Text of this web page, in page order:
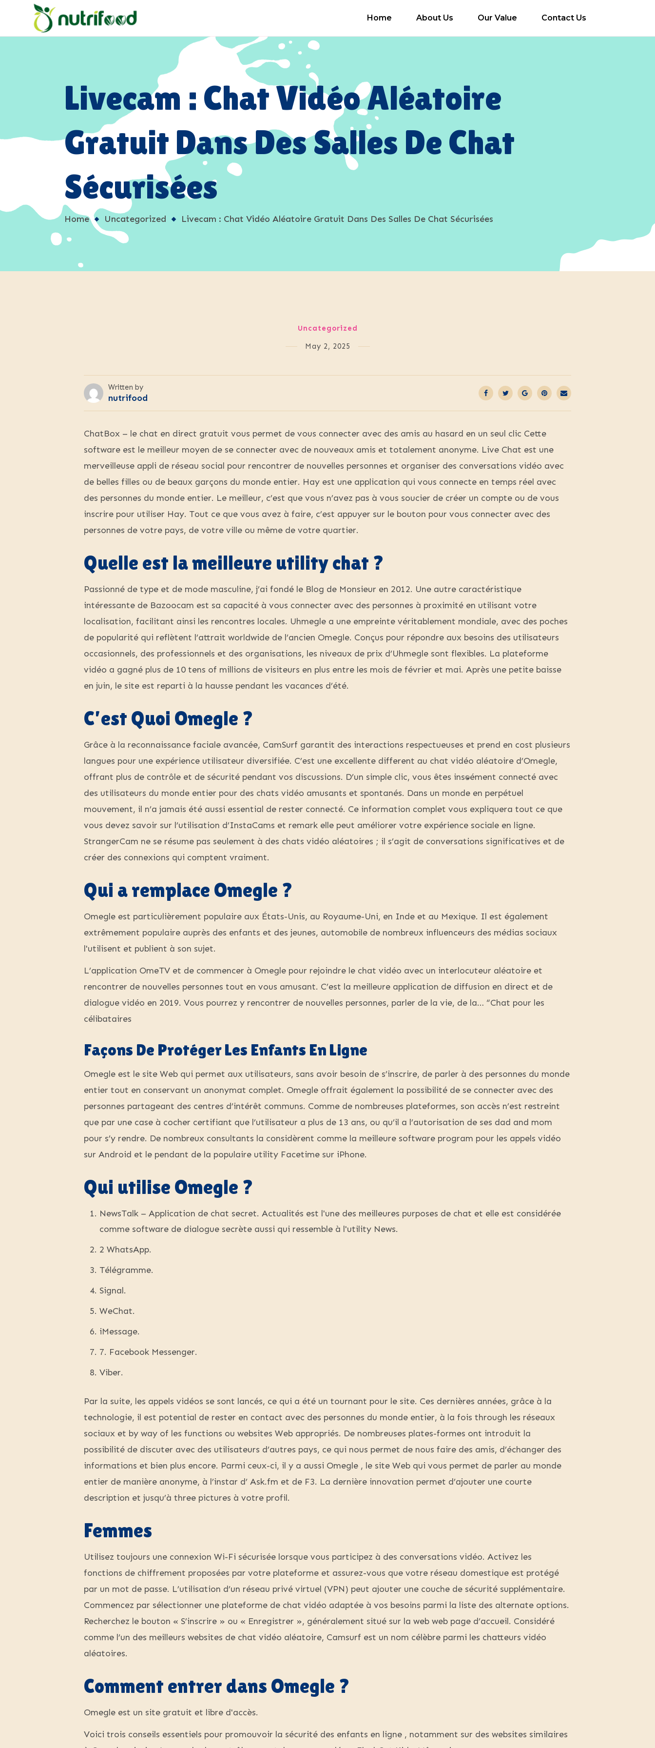
Home About Us Our Value Contact Us
Livecam : Chat Vidéo Aléatoire
Gratuit Dans Des Salles De Chat
Sécurisées
Home Uncategorized Livecam : Chat Vidéo Aléatoire Gratuit Dans Des Salles De Chat Sécurisées
Uncategorized
May 2, 2025
Written by
nutrifood
ChatBox – le chat en direct gratuit vous permet de vous connecter avec des amis au hasard en un seul clic Cette
software est le meilleur moyen de se connecter avec de nouveaux amis et totalement anonyme. Live Chat est une
merveilleuse appli de réseau social pour rencontrer de nouvelles personnes et organiser des conversations vidéo avec
de belles filles ou de beaux garçons du monde entier. Hay est une application qui vous connecte en temps réel avec
des personnes du monde entier. Le meilleur, c’est que vous n’avez pas à vous soucier de créer un compte ou de vous
inscrire pour utiliser Hay. Tout ce que vous avez à faire, c’est appuyer sur le bouton pour vous connecter avec des
personnes de votre pays, de votre ville ou même de votre quartier.
Quelle est la meilleure utility chat ?
Passionné de type et de mode masculine, j’ai fondé le Blog de Monsieur en 2012. Une autre caractéristique
intéressante de Bazoocam est sa capacité à vous connecter avec des personnes à proximité en utilisant votre
localisation, facilitant ainsi les rencontres locales. Uhmegle a une empreinte véritablement mondiale, avec des poches
de popularité qui reflètent l’attrait worldwide de l’ancien Omegle. Conçus pour répondre aux besoins des utilisateurs
occasionnels, des professionnels et des organisations, les niveaux de prix d’Uhmegle sont flexibles. La plateforme
vidéo a gagné plus de 10 tens of millions de visiteurs en plus entre les mois de février et mai. Après une petite baisse
en juin, le site est reparti à la hausse pendant les vacances d’été.
C’est Quoi Omegle ?
Grâce à la reconnaissance faciale avancée, CamSurf garantit des interactions respectueuses et prend en cost plusieurs
langues pour une expérience utilisateur diversifiée. C’est une excellente different au chat vidéo aléatoire d’Omegle,
offrant plus de contrôle et de sécurité pendant vos discussions. D’un simple clic, vous êtes instantanément connecté avec
des utilisateurs du monde entier pour des chats vidéo amusants et spontanés. Dans un monde en perpétuel
mouvement, il n’a jamais été aussi essential de rester connecté. Ce information complet vous expliquera tout ce que
vous devez savoir sur l’utilisation d’InstaCams et remark elle peut améliorer votre expérience sociale en ligne.
StrangerCam ne se résume pas seulement à des chats vidéo aléatoires ; il s’agit de conversations significatives et de
créer des connexions qui comptent vraiment.
Qui a remplace Omegle ?
Omegle est particulièrement populaire aux États-Unis, au Royaume-Uni, en Inde et au Mexique. Il est également
extrêmement populaire auprès des enfants et des jeunes, automobile de nombreux influenceurs des médias sociaux
l'utilisent et publient à son sujet.
L’application OmeTV et de commencer à Omegle pour rejoindre le chat vidéo avec un interlocuteur aléatoire et
rencontrer de nouvelles personnes tout en vous amusant. C’est la meilleure application de diffusion en direct et de
dialogue vidéo en 2019. Vous pourrez y rencontrer de nouvelles personnes, parler de la vie, de la… “Chat pour les
célibataires
Façons De Protéger Les Enfants En Ligne
Omegle est le site Web qui permet aux utilisateurs, sans avoir besoin de s’inscrire, de parler à des personnes du monde
entier tout en conservant un anonymat complet. Omegle offrait également la possibilité de se connecter avec des
personnes partageant des centres d’intérêt communs. Comme de nombreuses plateformes, son accès n’est restreint
que par une case à cocher certifiant que l’utilisateur a plus de 13 ans, ou qu’il a l’autorisation de ses dad and mom
pour s’y rendre. De nombreux consultants la considèrent comme la meilleure software program pour les appels vidéo
sur Android et le pendant de la populaire utility Facetime sur iPhone.
Qui utilise Omegle ?
NewsTalk – Application de chat secret. Actualités est l'une des meilleures purposes de chat et elle est considérée
comme software de dialogue secrète aussi qui ressemble à l'utility News.
2 WhatsApp.
Télégramme.
Signal.
WeChat.
iMessage.
7. Facebook Messenger.
Viber.
Par la suite, les appels vidéos se sont lancés, ce qui a été un tournant pour le site. Ces dernières années, grâce à la
technologie, il est potential de rester en contact avec des personnes du monde entier, à la fois through les réseaux
sociaux et by way of les functions ou websites Web appropriés. De nombreuses plates-formes ont introduit la
possibilité de discuter avec des utilisateurs d’autres pays, ce qui nous permet de nous faire des amis, d’échanger des
informations et bien plus encore. Parmi ceux-ci, il y a aussi Omegle , le site Web qui vous permet de parler au monde
entier de manière anonyme, à l’instar d’ Ask.fm et de F3. La dernière innovation permet d’ajouter une courte
description et jusqu’à three pictures à votre profil.
Femmes
Utilisez toujours une connexion Wi-Fi sécurisée lorsque vous participez à des conversations vidéo. Activez les
fonctions de chiffrement proposées par votre plateforme et assurez-vous que votre réseau domestique est protégé
par un mot de passe. L’utilisation d’un réseau privé virtuel (VPN) peut ajouter une couche de sécurité supplémentaire.
Commencez par sélectionner une plateforme de chat vidéo adaptée à vos besoins parmi la liste des alternate options.
Recherchez le bouton « S’inscrire » ou « Enregistrer », généralement situé sur la web web page d’accueil. Considéré
comme l’un des meilleurs websites de chat vidéo aléatoire, Camsurf est un nom célèbre parmi les chatteurs vidéo
aléatoires.
Comment entrer dans Omegle ?
Omegle est un site gratuit et libre d'accès.
Voici trois conseils essentiels pour promouvoir la sécurité des enfants en ligne , notamment sur des websites similaires